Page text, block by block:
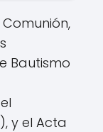
Bautismo
y el Acta